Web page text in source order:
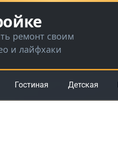
ремонт своим
и лайфхаки
Гостиная Детская